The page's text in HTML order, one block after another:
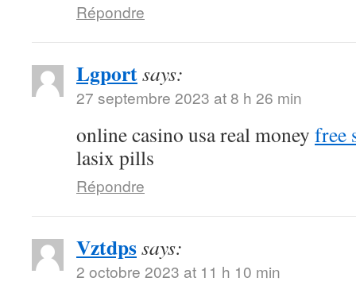
Répondre
Lgportsays:
27 septembre 2023 at 8 h 26 min
online casino usa real money free
lasix pills
Répondre
Vztdpssays:
2 octobre 2023 at 11 h 10 min